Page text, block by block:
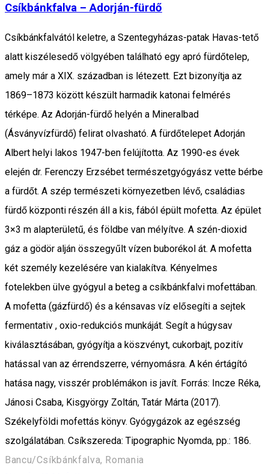
Csíkbánkfalva – Adorján-fürdő
Csíkbánkfalvától keletre, a Szentegyházas-patak Havas-tető
alatt kiszélesedő völgyében található egy apró fürdőtelep,
amely már a XIX. században is létezett. Ezt bizonyítja az
1869–1873 között készült harmadik katonai felmérés
térképe. Az Adorján-fürdő helyén a Mineralbad
(Ásványvízfürdő) felirat olvasható. A fürdőtelepet Adorján
Albert helyi lakos 1947-ben felújította. Az 1990-es évek
elején dr. Ferenczy Erzsébet természetgyógyász vette bérbe
a fürdőt. A szép természeti környezetben lévő, családias
fürdő központi részén áll a kis, fából épült mofetta. Az épület
3×3 m alapterületű, és földbe van mélyítve. A szén-dioxid
gáz a gödör alján összegyűlt vízen buborékol át. A mofetta
két személy kezelésére van kialakítva. Kényelmes
fotelekben ülve gyógyul a beteg a csíkbánkfalvi mofettában.
A mofetta (gázfürdő) és a kénsavas víz elősegíti a sejtek
fermentativ , oxio-redukciós munkáját. Segít a húgysav
kiválasztásában, gyógyítja a köszvényt, cukorbajt, pozitív
hatással van az érrendszerre, vérnyomásra. A kén értágító
hatása nagy, visszér problémákon is javít. Forrás: Incze Réka,
Jánosi Csaba, Kisgyörgy Zoltán, Tatár Márta (2017).
Székelyföldi mofettás könyv. Gyógygázok az egészség
szolgálatában. Csíkszereda: Tipographic Nyomda, pp.: 186.
Bancu/Csíkbánkfalva, Romania